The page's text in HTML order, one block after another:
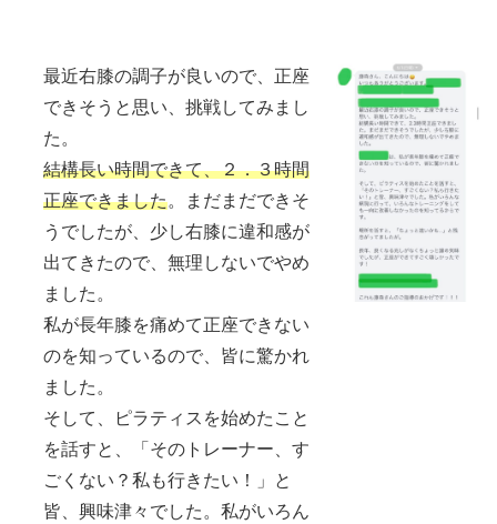
最近右膝の調子が良いので、正座
できそうと思い、挑戦してみまし
た。
結構長い時間できて、２．３時間
正座できました。まだまだできそ
うでしたが、少し右膝に違和感が
出てきたので、無理しないでやめ
ました。
私が長年膝を痛めて正座できない
のを知っているので、皆に驚かれ
ました。
そして、ピラティスを始めたこと
を話すと、「そのトレーナー、す
ごくない？私も行きたい！」と
皆、興味津々でした。私がいろん